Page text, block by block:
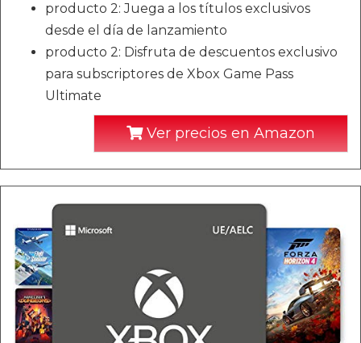
producto 2: Juega a los títulos exclusivos
desde el día de lanzamiento
producto 2: Disfruta de descuentos exclusivo
para subscriptores de Xbox Game Pass
Ultimate
Ver precios en Amazon